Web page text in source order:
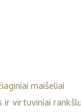
maišeliai
virtuviniai